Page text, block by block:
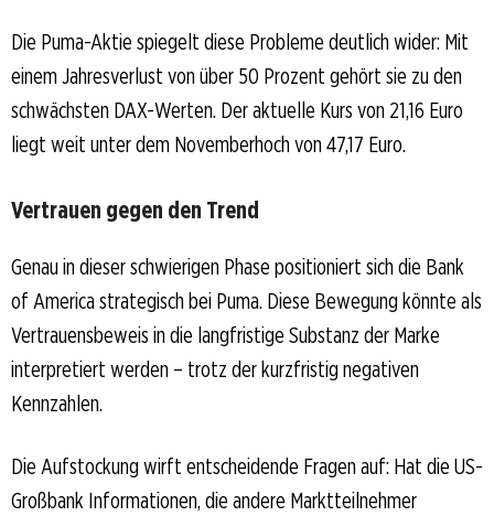
Die Puma-Aktie spiegelt diese Probleme deutlich wider: Mit
einem Jahresverlust von über 50 Prozent gehört sie zu den
schwächsten DAX-Werten. Der aktuelle Kurs von 21,16 Euro
liegt weit unter dem Novemberhoch von 47,17 Euro.
Vertrauen gegen den Trend
Genau in dieser schwierigen Phase positioniert sich die Bank
of America strategisch bei Puma. Diese Bewegung könnte als
Vertrauensbeweis in die langfristige Substanz der Marke
interpretiert werden – trotz der kurzfristig negativen
Kennzahlen.
Die Aufstockung wirft entscheidende Fragen auf: Hat die US-
Großbank Informationen, die andere Marktteilnehmer